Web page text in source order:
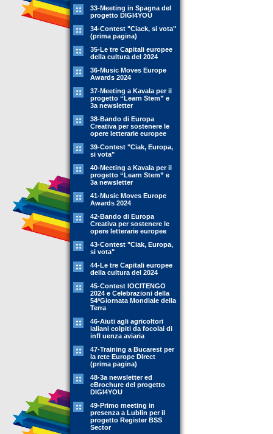
33-Meeting in Spagna del
progetto DIGI4YOU
34-Contest "Ciack, si vota"
(prima pagina)
35-Le tre Capitali europee
della cultura del 2024
36-Music Moves Europe
Awards 2024
37-Meeting a Kavala per il
progetto “Learn Stem” e
3a newsletter
38-Bando di Europa
Creativa per sostenere le
opere letterarie europee
39-Contest "Ciak, Europa,
si vota"
40-Meeting a Kavala per il
progetto “Learn Stem” e
3a newsletter
41-Music Moves Europe
Awards 2024
42-Bando di Europa
Creativa per sostenere le
opere letterarie europee
43-Contest "Ciak, Europa,
si vota"
44-Le tre Capitali europee
della cultura del 2024
45-Contest IOCITENGO
2024 e Celebrazioni della
54ªGiornata Mondiale della
Terra
46-Aiuti agli agricoltori
ialiani colpiti da focolai di
infl uenza aviaria
47-Training a Bucarest per
la rete Europe Direct
(prima pagina)
48-3a newsletter ed
eBrochure del progetto
DIGI4YOU
49-Primo meeting in
presenza a Lublin per il
progetto Register BSS
Sector